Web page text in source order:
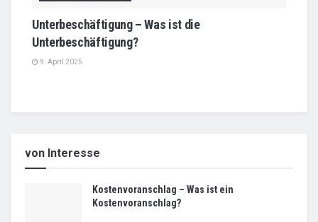
Unterbeschäftigung – Was ist die
Unterbeschäftigung?
9. April 2025
von Interesse
Kostenvoranschlag – Was ist ein
Kostenvoranschlag?